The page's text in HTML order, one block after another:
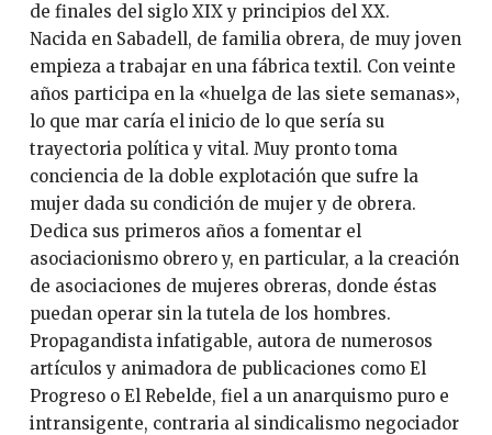
de finales del siglo XIX y principios del XX.
Nacida en Sabadell, de familia obrera, de muy joven
empieza a trabajar en una fábrica textil. Con veinte
años participa en la «huelga de las siete semanas»,
lo que mar caría el inicio de lo que sería su
trayectoria política y vital. Muy pronto toma
conciencia de la doble explotación que sufre la
mujer dada su condición de mujer y de obrera.
Dedica sus primeros años a fomentar el
asociacionismo obrero y, en particular, a la creación
de asociaciones de mujeres obreras, donde éstas
puedan operar sin la tutela de los hombres.
Propagandista infatigable, autora de numerosos
artículos y animadora de publicaciones como El
Progreso o El Rebelde, fiel a un anarquismo puro e
intransigente, contraria al sindicalismo negociador